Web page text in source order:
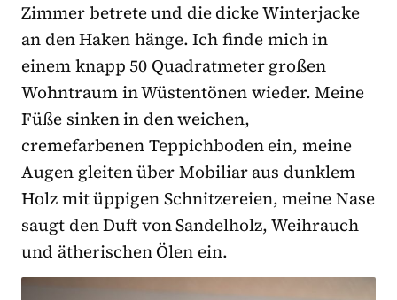
Zimmer betrete und die dicke Winterjacke
an den Haken hänge. Ich finde mich in
einem knapp 50 Quadratmeter großen
Wohntraum in Wüstentönen wieder. Meine
Füße sinken in den weichen,
cremefarbenen Teppichboden ein, meine
Augen gleiten über Mobiliar aus dunklem
Holz mit üppigen Schnitzereien, meine Nase
saugt den Duft von Sandelholz, Weihrauch
und ätherischen Ölen ein.